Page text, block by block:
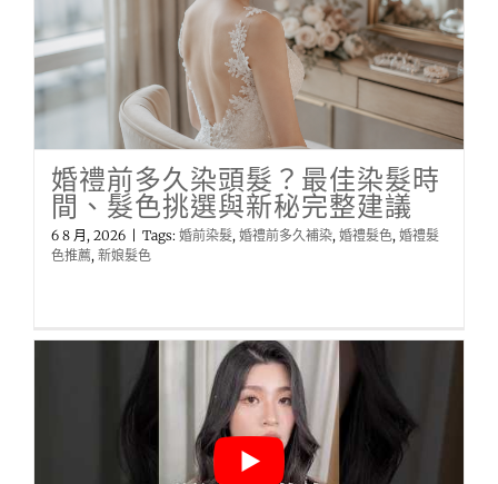
婚禮前多久染頭髮？最佳染髮時
間、髮色挑選與新秘完整建議
6 8 月, 2026 Tags: 婚前染髮, 婚禮前多久補染, 婚禮髮色, 婚禮髮
色推薦, 新娘髮色